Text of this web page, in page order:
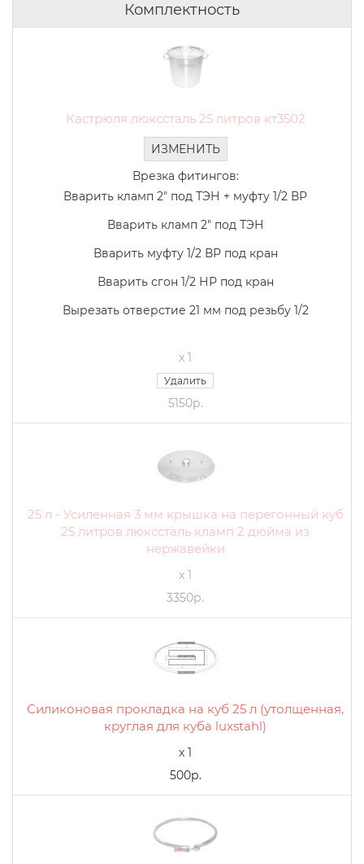
Комплектность
Кастрюля люкссталь 25 литров кт3502
ИЗМЕНИТЬ
Врезка фитингов:
Вварить кламп 2" под ТЭН + муфту 1/2 ВР
Вварить кламп 2" под ТЭН
Вварить муфту 1/2 ВР под кран
Вварить сгон 1/2 НР под кран
Вырезать отверстие 21 мм под резьбу 1/2
x 1
Удалить
5150р.
25 л - Усиленная 3 мм крышка на перегонный куб
25 литров люкссталь кламп 2 дюйма из
нержавейки
x 1
3350р.
Силиконовая прокладка на куб 25 л (утолщенная,
круглая для куба luxstahl)
x 1
500р.